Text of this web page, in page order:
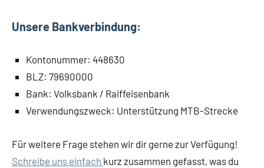
Unsere Bankverbindung:
Kontonummer: 448630
BLZ: 79690000
Bank: Volksbank / Raiffeisenbank
Verwendungszweck: Unterstützung MTB-Strecke
Für weitere Frage stehen wir dir gerne zur Verfügung!
Schreibe uns einfach kurz zusammen gefasst, was du